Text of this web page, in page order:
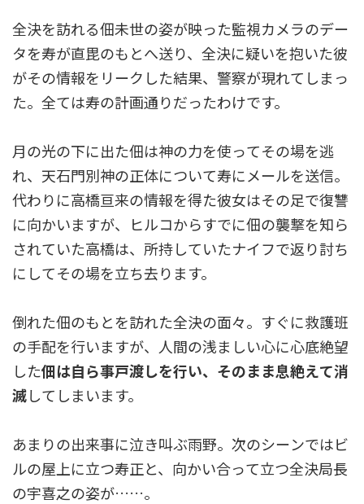
全決を訪れる佃未世の姿が映った監視カメラのデー
タを寿が直毘のもとへ送り、全決に疑いを抱いた彼
がその情報をリークした結果、警察が現れてしまっ
た。全ては寿の計画通りだったわけです。
月の光の下に出た佃は神の力を使ってその場を逃
れ、天石門別神の正体について寿にメールを送信。
代わりに高橋亘来の情報を得た彼女はその足で復讐
に向かいますが、ヒルコからすでに佃の襲撃を知ら
されていた高橋は、所持していたナイフで返り討ち
にしてその場を立ち去ります。
倒れた佃のもとを訪れた全決の面々。すぐに救護班
の手配を行いますが、人間の浅ましい心に心底絶望
した佃は自ら事戸渡しを行い、そのまま息絶えて消
滅してしまいます。
あまりの出来事に泣き叫ぶ雨野。次のシーンではビ
ルの屋上に立つ寿正と、向かい合って立つ全決局長
の宇喜之の姿が……。